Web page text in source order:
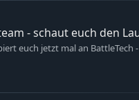
- schaut euch den
euch jetzt mal an BattleTech